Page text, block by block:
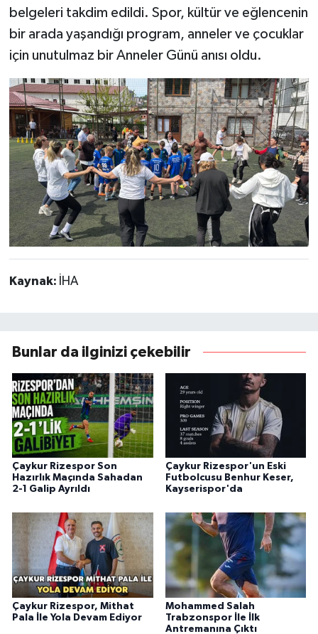
belgeleri takdim edildi. Spor, kültür ve eğlencenin
bir arada yaşandığı program, anneler ve çocuklar
için unutulmaz bir Anneler Günü anısı oldu.
Kaynak: İHA
Bunlar da ilginizi çekebilir
Çaykur Rizespor Son
Hazırlık Maçında Sahadan
2-1 Galip Ayrıldı
Çaykur Rizespor'un Eski
Futbolcusu Benhur Keser,
Kayserispor'da
Çaykur Rizespor, Mithat
Pala İle Yola Devam Ediyor
Mohammed Salah
Trabzonspor İle İlk
Antremanına Çıktı